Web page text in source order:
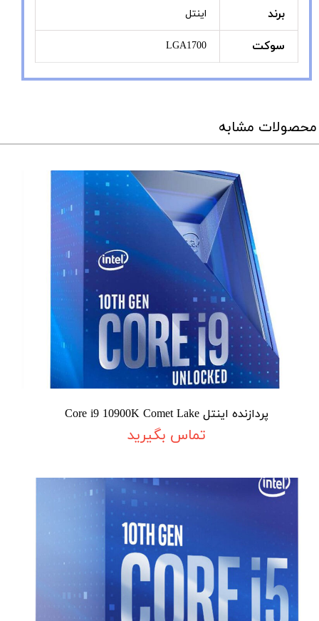
برند اینتل
سوکت LGA1700
محصولات مشابه
پردازنده اینتل Core i9 10900K Comet Lake
تماس بگیرید